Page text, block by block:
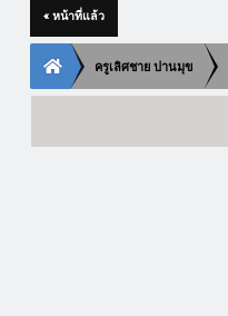
« หน้าที่แล้ว
ครูเลิศชาย ปานมุข